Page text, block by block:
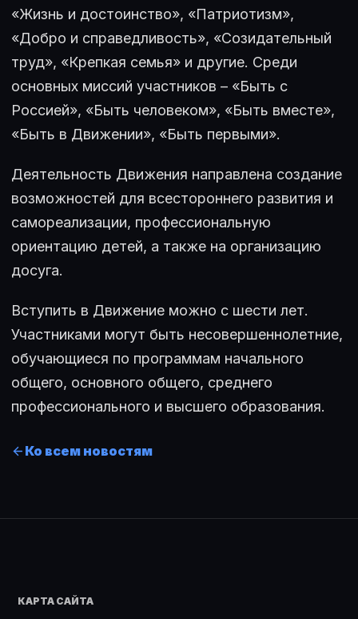
«Жизнь и достоинство», «Патриотизм»,
«Добро и справедливость», «Созидательный
труд», «Крепкая семья» и другие. Среди
основных миссий участников – «Быть с
Россией», «Быть человеком», «Быть вместе»,
«Быть в Движении», «Быть первыми».
Деятельность Движения направлена создание
возможностей для всестороннего развития и
самореализации, профессиональную
ориентацию детей, а также на организацию
досуга.
Вступить в Движение можно с шести лет.
Участниками могут быть несовершеннолетние,
обучающиеся по программам начального
общего, основного общего, среднего
профессионального и высшего образования.
Ко всем новостям
КАРТА САЙТА